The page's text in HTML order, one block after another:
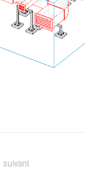
suivant